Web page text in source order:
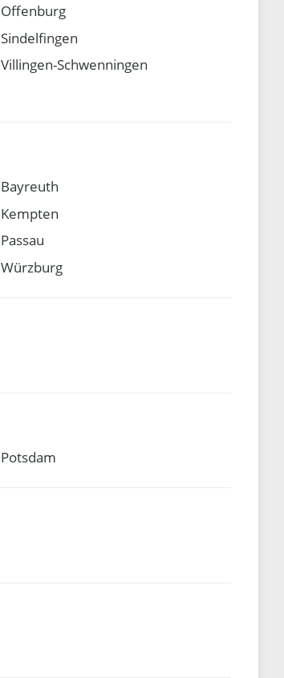
Offenburg
Sindelfingen
Villingen-Schwenningen
Bayreuth
Kempten
Passau
Würzburg
Potsdam